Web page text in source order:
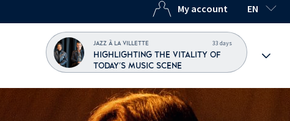
My account EN
JAZZ À LA VILLETTE 33 days
HIGHLIGHTING THE VITALITY OF
TODAY'S MUSIC SCENE